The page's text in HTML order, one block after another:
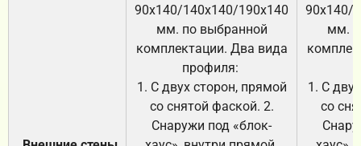
90х140/140х140/190х140
мм. по выбранной
комплектации. Два вида
профиля:
1. С двух сторон, прямой
со снятой фаской. 2.
Снаружи под «блок-
90х140/
мм.
1. С
со